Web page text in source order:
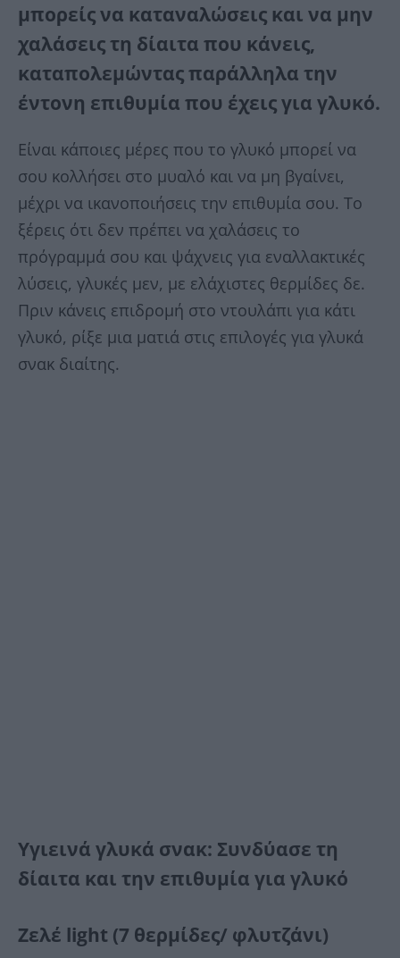
μπορείς να καταναλώσεις και να μην
χαλάσεις τη δίαιτα που κάνεις,
καταπολεμώντας παράλληλα την
έντονη επιθυμία που έχεις για γλυκό.
Είναι κάποιες μέρες που το γλυκό μπορεί να
σου κολλήσει στο μυαλό και να μη βγαίνει,
μέχρι να ικανοποιήσεις την επιθυμία σου. Το
ξέρεις ότι δεν πρέπει να χαλάσεις το
πρόγραμμά σου και ψάχνεις για εναλλακτικές
λύσεις, γλυκές μεν, με ελάχιστες θερμίδες δε.
Πριν κάνεις επιδρομή στο ντουλάπι για κάτι
γλυκό, ρίξε μια ματιά στις επιλογές για γλυκά
σνακ διαίτης.
Υγιεινά γλυκά σνακ: Συνδύασε τη
δίαιτα και την επιθυμία για γλυκό
Ζελέ light (7 θερμίδες/ φλυτζάνι)